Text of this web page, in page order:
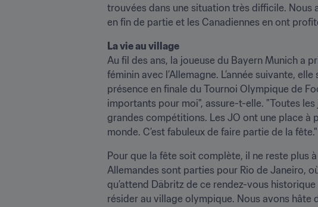
trouvées dans une situation très difficile. Nous
en fin de partie et les Canadiennes en ont
La vie au village
Au fil des ans, la joueuse du Bayern Munich a
féminin avec l’Allemagne. L’année suivante,
présence en finale du Tournoi Olympique de
importants pour moi", assure-t-elle. "Toutes
grandes compétitions. Les JO ont une place à
monde. C’est fabuleux de faire partie de la fête."
Pour que la fête soit complète, il ne reste plus
Allemandes sont parties pour Rio de Janeiro,
qu’attend Däbritz de ce rendez-vous
résider au village olympique. Nous avons